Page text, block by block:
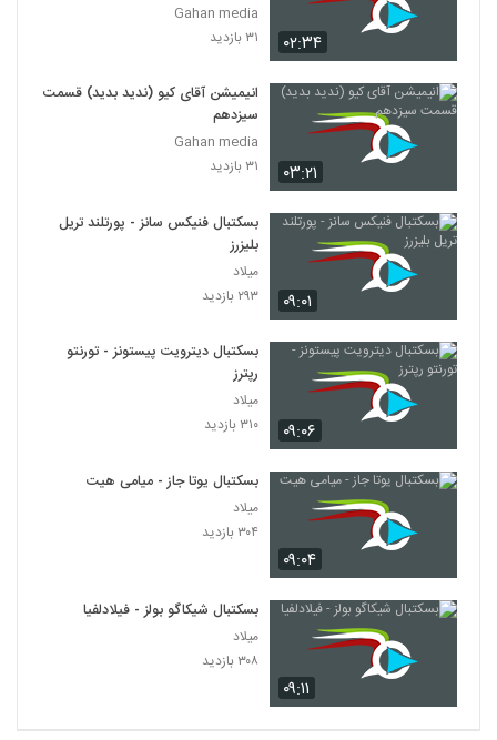
۰۲:۳۴
Gahan media
۳۱ بازدید
۰۳:۲۱
انیمیشن آقای کیو (ندید بدید) قسمت
سیزدهم
Gahan media
۳۱ بازدید
۰۹:۰۱
بسکتبال فنیکس سانز - پورتلند تریل
بلیزرز
میلاد
۲۹۳ بازدید
۰۹:۰۶
بسکتبال دیترویت پیستونز - تورنتو
رپترز
میلاد
۳۱۰ بازدید
۰۹:۰۴
بسکتبال یوتا جاز - میامی هیت
میلاد
۳۰۴ بازدید
۰۹:۱۱
بسکتبال شیکاگو بولز - فیلادلفیا
میلاد
۳۰۸ بازدید